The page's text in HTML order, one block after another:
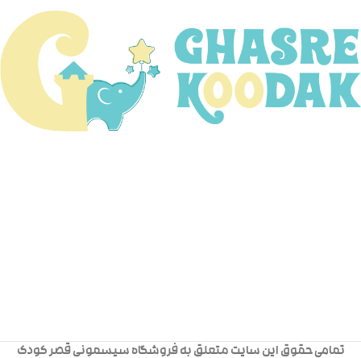
تمامی حقوق این سایت متعلق به فروشگاه سیسمونی قصر کودک